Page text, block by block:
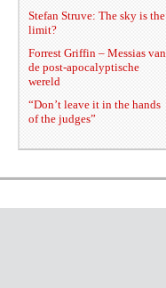
Stefan Struve: The sky is the
limit?
Forrest Griffin – Messias van
de post-apocalyptische
wereld
“Don’t leave it in the hands
of the judges”